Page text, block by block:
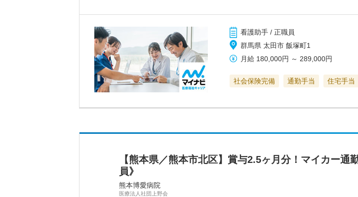
看護助手 / 正職員
群馬県 太田市 飯塚町1
月給 180,000円 ～ 289,000円
社会保険完備 通勤手当 住宅手当
【熊本県／熊本市北区】賞与2.5ヶ月分！マイカー
員》
熊本博愛病院
医療法人社団上野会